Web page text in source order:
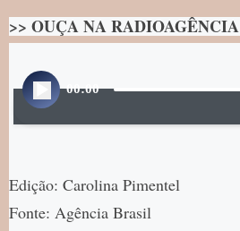
>> OUÇA NA RADIOAGÊNCIA
P
l
a
00:00
Edição: Carolina Pimentel
Fonte: Agência Brasil